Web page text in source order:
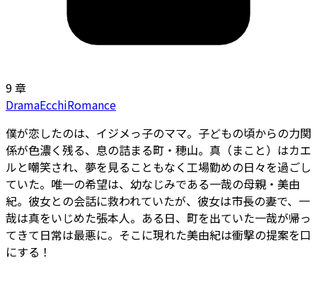
9 章
DramaEcchiRomance
僕が恋したのは、イジメっ子のママ――。子どもの頃からの力関
係が色濃く残る、息の詰まる町・穂山。真（まこと）はカエ
ルと嘲笑され、夢を見ることもなく工場勤めの日々を過ごし
ていた。唯一の希望は、幼なじみである一哉の母親・美由
紀。彼女との会話に救われていたが、彼女は市長の妻で、一
哉は真をいじめた張本人。ある日、町を出ていた一哉が帰っ
てきて日常は最悪に。そこに現れた美由紀は衝撃の提案を口
にする――！